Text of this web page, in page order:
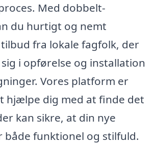
Med dobbelt-
du hurtigt og nemt
fra lokale fagfolk, der
i opførelse og installation
Vores platform er
hjælpe dig med at finde det
kan sikre, at din nye
både funktionel og stilfuld.